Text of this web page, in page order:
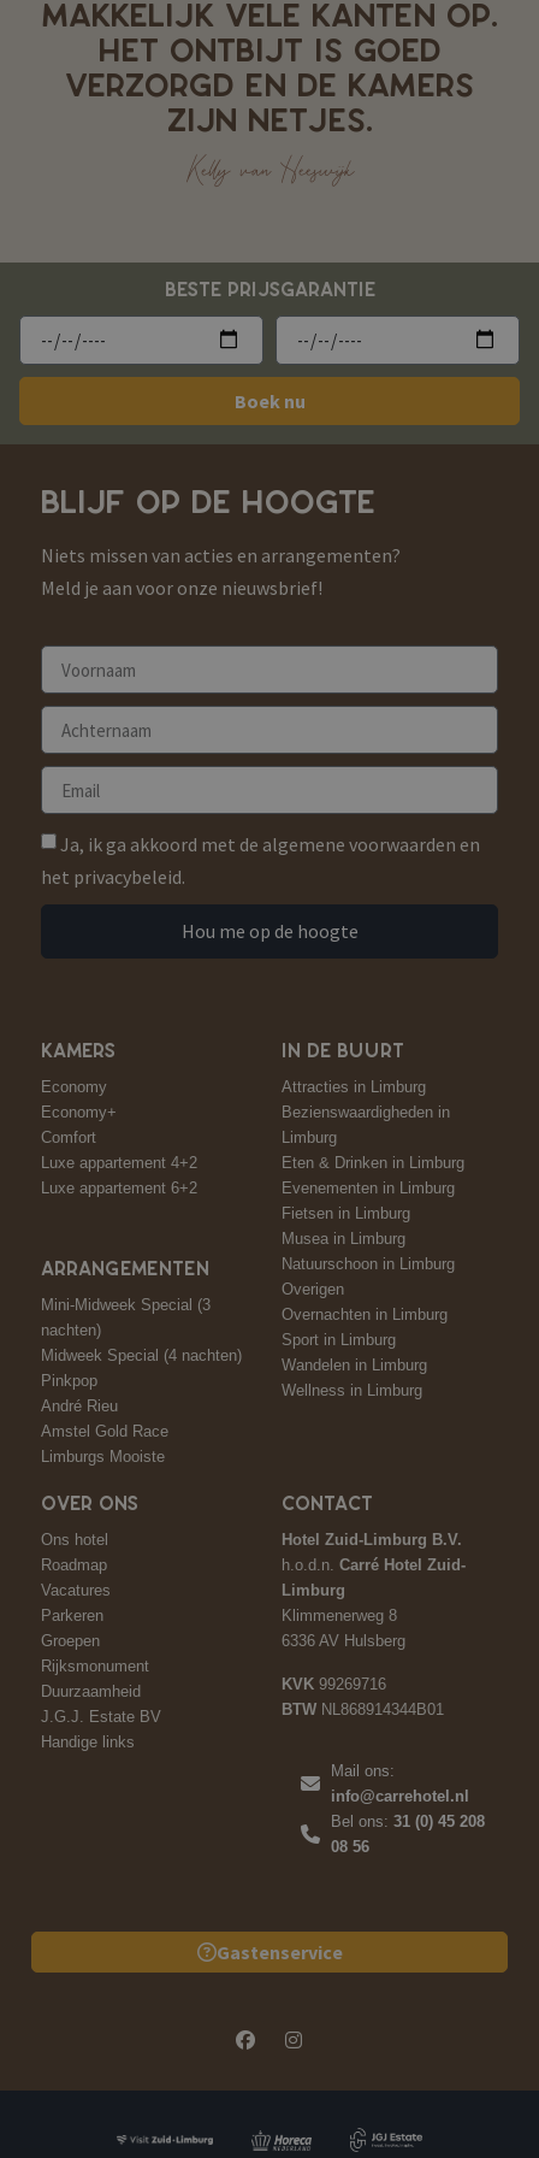
MAKKELIJK VELE KANTEN OP.
HET ONTBIJT IS GOED
VERZORGD EN DE KAMERS
ZIJN NETJES.
Kelly van Heeswijk
BESTE PRIJSGARANTIE
Boek nu
BLIJF OP DE HOOGTE
Niets missen van acties en arrangementen?
Meld je aan voor onze nieuwsbrief!
Ja, ik ga akkoord met de algemene voorwaarden en
het privacybeleid.
Hou me op de hoogte
KAMERS
Economy
Economy+
Comfort
Luxe appartement 4+2
Luxe appartement 6+2
ARRANGEMENTEN
Mini-Midweek Special (3
nachten)
Midweek Special (4 nachten)
Pinkpop
André Rieu
Amstel Gold Race
Limburgs Mooiste
IN DE BUURT
Attracties in Limburg
Bezienswaardigheden in
Limburg
Eten & Drinken in Limburg
Evenementen in Limburg
Fietsen in Limburg
Musea in Limburg
Natuurschoon in Limburg
Overigen
Overnachten in Limburg
Sport in Limburg
Wandelen in Limburg
Wellness in Limburg
OVER ONS
Ons hotel
Roadmap
Vacatures
Parkeren
Groepen
Rijksmonument
Duurzaamheid
J.G.J. Estate BV
Handige links
CONTACT
Hotel Zuid-Limburg B.V.
h.o.d.n. Carré Hotel Zuid-
Limburg
Klimmenerweg 8
6336 AV Hulsberg
KVK 99269716
BTW NL868914344B01
Mail ons:
info@carrehotel.nl
Bel ons: 31 (0) 45 208
08 56
Gastenservice